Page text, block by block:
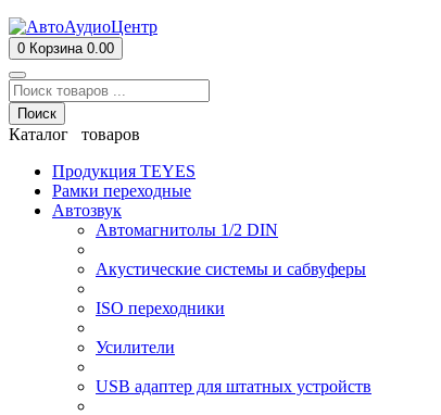
0 Корзина 0.00
Поиск
Каталог товаров
Продукция TEYES
Рамки переходные
Автозвук
Автомагнитолы 1/2 DIN
Акустические системы и сабвуферы
ISO переходники
Усилители
USB адаптер для штатных устройств